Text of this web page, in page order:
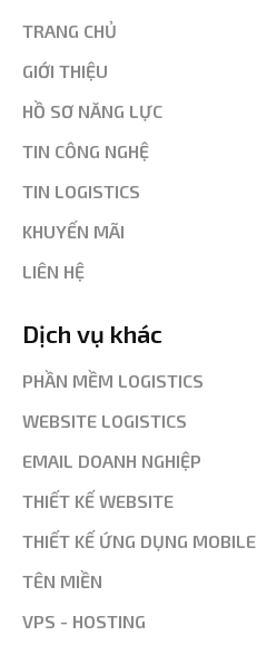
TRANG CHỦ
GIỚI THIỆU
HỒ SƠ NĂNG LỰC
TIN CÔNG NGHỆ
TIN LOGISTICS
KHUYẾN MÃI
LIÊN HỆ
Dịch vụ khác
PHẦN MỀM LOGISTICS
WEBSITE LOGISTICS
EMAIL DOANH NGHIỆP
THIẾT KẾ WEBSITE
THIẾT KẾ ỨNG DỤNG MOBILE
TÊN MIỀN
VPS - HOSTING